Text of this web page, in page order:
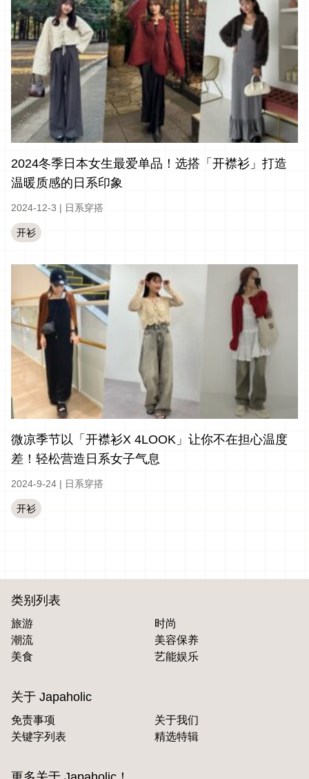
2024冬季日本女生最爱单品！选搭「开襟衫」打造
温暖质感的日系印象
2024-12-3 | 日系穿搭
开衫
微凉季节以「开襟衫X 4LOOK」让你不在担心温度
差！轻松营造日系女子气息
2024-9-24 | 日系穿搭
开衫
类别列表
旅游
时尚
潮流
美容保养
美食
艺能娱乐
关于 Japaholic
免责事项
关于我们
关键字列表
精选特辑